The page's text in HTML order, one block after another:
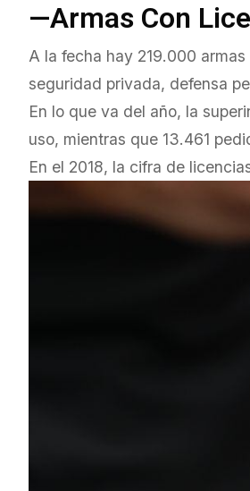
—Armas Con
A la fecha hay 219.000
seguridad privada, defensa
En lo que va del año, la
uso, mientras que 13.461
En el 2018, la cifra de